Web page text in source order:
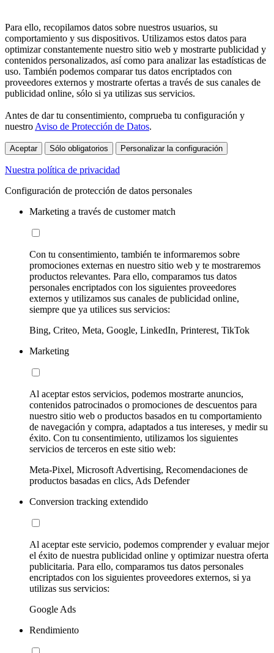
Para ello, recopilamos datos sobre nuestros usuarios, su
comportamiento y sus dispositivos. Utilizamos estos datos para
optimizar constantemente nuestro sitio web y mostrarte publicidad y
contenidos personalizados, así como para analizar las estadísticas de
uso. También podemos comparar tus datos encriptados con
proveedores externos y mostrarte ofertas a través de sus canales de
publicidad online, sólo si ya utilizas sus servicios.
Antes de dar tu consentimiento, comprueba tu configuración y
nuestro Aviso de Protección de Datos.
Aceptar Sólo obligatorios Personalizar la configuración
Nuestra política de privacidad
Configuración de protección de datos personales
Marketing a través de customer match
Con tu consentimiento, también te informaremos sobre
promociones externas en nuestro sitio web y te mostraremos
productos relevantes. Para ello, comparamos tus datos
personales encriptados con los siguientes proveedores
externos y utilizamos sus canales de publicidad online,
siempre que ya utilices sus servicios:
Bing, Criteo, Meta, Google, LinkedIn, Printerest, TikTok
Marketing
Al aceptar estos servicios, podemos mostrarte anuncios,
contenidos patrocinados o promociones de descuentos para
nuestro sitio web o productos basados en tu comportamiento
de navegación y compra, adaptados a tus intereses, y medir su
éxito. Con tu consentimiento, utilizamos los siguientes
servicios de terceros en este sitio web:
Meta-Pixel, Microsoft Advertising, Recomendaciones de
productos basadas en clics, Ads Defender
Conversion tracking extendido
Al aceptar este servicio, podemos comprender y evaluar mejor
el éxito de nuestra publicidad online y optimizar nuestra oferta
publicitaria. Para ello, comparamos tus datos personales
encriptados con los siguientes proveedores externos, si ya
utilizas sus servicios:
Google Ads
Rendimiento